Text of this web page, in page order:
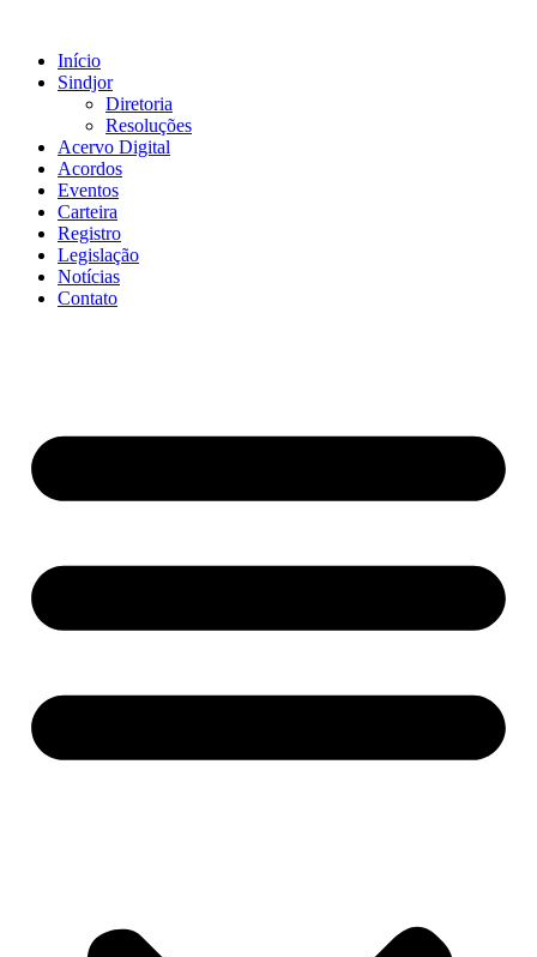
conteúdo
Início
Sindjor
Diretoria
Resoluções
Acervo Digital
Acordos
Eventos
Carteira
Registro
Legislação
Notícias
Contato